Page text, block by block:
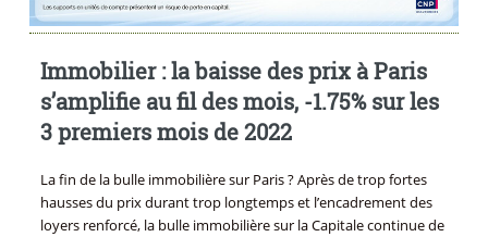
Immobilier : la baisse des prix à Paris
s’amplifie au fil des mois, -1.75% sur les
3 premiers mois de 2022
La fin de la bulle immobilière sur Paris ? Après de trop fortes
hausses du prix durant trop longtemps et l’encadrement des
loyers renforcé, la bulle immobilière sur la Capitale continue de